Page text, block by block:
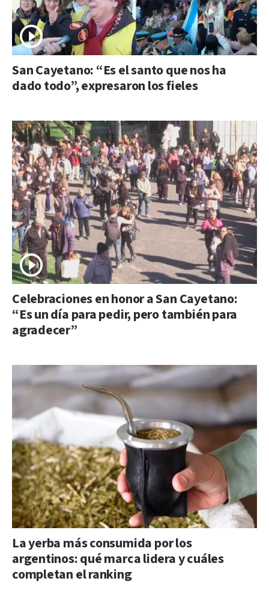
San Cayetano: “Es el santo que nos ha
dado todo”, expresaron los fieles
Celebraciones en honor a San Cayetano:
“Es un día para pedir, pero también para
agradecer”
La yerba más consumida por los
argentinos: qué marca lidera y cuáles
completan el ranking